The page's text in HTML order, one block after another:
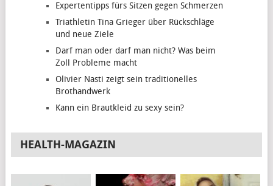
Expertentipps fürs Sitzen gegen Schmerzen
Triathletin Tina Grieger über Rückschläge
und neue Ziele
Darf man oder darf man nicht? Was beim
Zoll Probleme macht
Olivier Nasti zeigt sein traditionelles
Brothandwerk
Kann ein Brautkleid zu sexy sein?
HEALTH-MAGAZIN